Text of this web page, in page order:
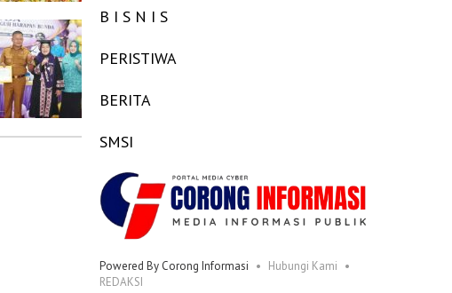
B I S N I S
PERISTIWA
BERITA
SMSI
Powered By Corong Informasi
Hubungi Kami
REDAKSI